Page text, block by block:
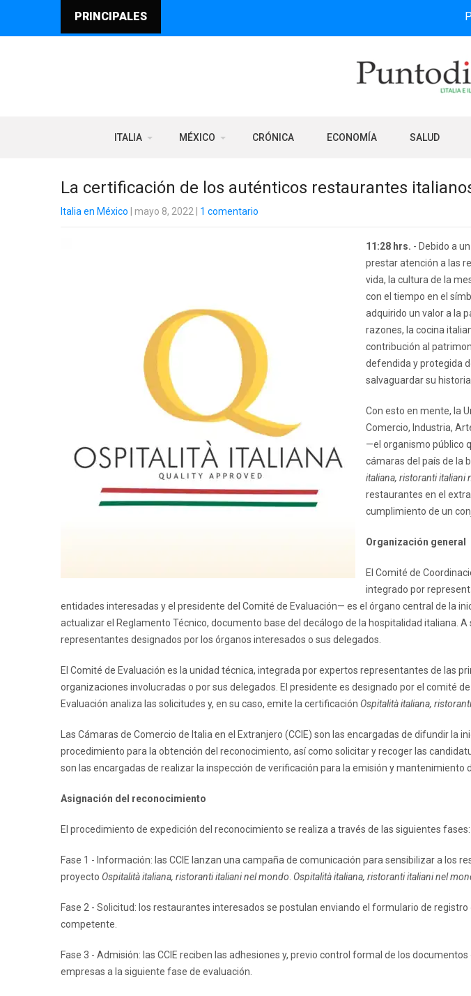
PRINCIPALES
ITALIA MÉXICO CRÓNICA ECONOMÍA SALUD
La certificación de los auténticos restaurantes
Italia en México | mayo 8, 2022 1 comentario
11:28 hrs. - Debido a
prestar atención a las
vida, la cultura de la
con el tiempo en el
adquirido un valor a la
razones, la cocina
contribución al
defendida y protegida
salvaguardar su
Con esto en mente, la
Comercio, Industria,
—el organismo público
cámaras del país de la
italiana, ristoranti italiani
restaurantes en el
cumplimiento de un
Organización general
El Comité de
integrado por
entidades interesadas y el presidente del Comité de Evaluación— es el órgano central de la
actualizar el Reglamento Técnico, documento base del decálogo de la hospitalidad italiana. A
representantes designados por los órganos interesados o sus delegados.
El Comité de Evaluación es la unidad técnica, integrada por expertos representantes de las
organizaciones involucradas o por sus delegados. El presidente es designado por el comité
Evaluación analiza las solicitudes y, en su caso, emite la certificación Ospitalità italiana,
Las Cámaras de Comercio de Italia en el Extranjero (CCIE) son las encargadas de difundir la
procedimiento para la obtención del reconocimiento, así como solicitar y recoger las
son las encargadas de realizar la inspección de verificación para la emisión y mantenimiento
Asignación del reconocimiento
El procedimiento de expedición del reconocimiento se realiza a través de las siguientes fases:
Fase 1 - Información: las CCIE lanzan una campaña de comunicación para sensibilizar a los
proyecto Ospitalità italiana, ristoranti italiani nel mondo Ospitalità italiana, ristoranti italiani nel
Fase 2 - Solicitud: los restaurantes interesados se postulan enviando el formulario de registro
competente.
Fase 3 - Admisión: las CCIE reciben las adhesiones y, previo control formal de los
empresas a la siguiente fase de evaluación.